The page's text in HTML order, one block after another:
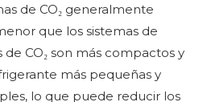
de CO₂ generalmente
que los sistemas de
CO₂ son más compactos y
más pequeñas y
lo que puede reducir los